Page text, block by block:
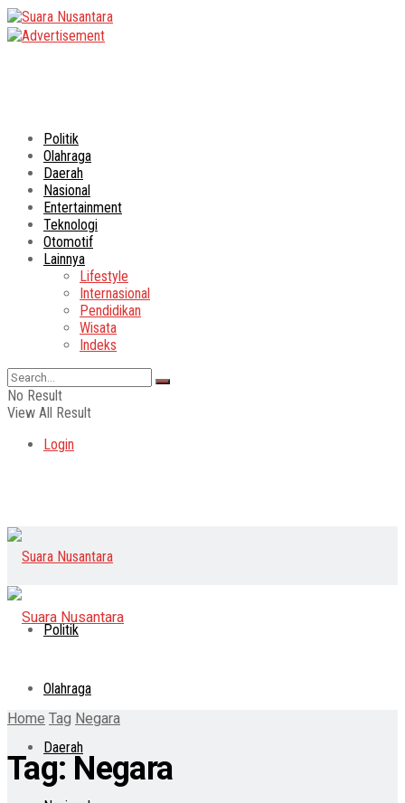
Politik
Olahraga
Daerah
Nasional
Entertainment
Teknologi
Otomotif
Lainnya
Lifestyle
Internasional
Pendidikan
Wisata
Indeks
No Result
View All Result
Login
Politik
Olahraga
Daerah
Home Tag Negara
Tag: Negara